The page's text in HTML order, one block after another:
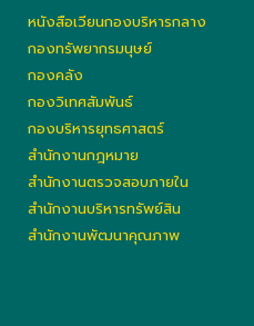
หนังสือเวียนกองบริหารกลาง
กองทรัพยากรมนุษย์
กองคลัง
กองวิเทศสัมพันธ์
กองบริหารยุทธศาสตร์
สำนักงานกฎหมาย
สำนักงานตรวจสอบภายใน
สำนักงานบริหารทรัพย์สิน
สำนักงานพัฒนาคุณภาพ